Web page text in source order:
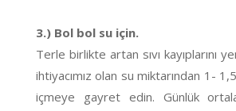
3.) Bol bol su için.
Terle birlikte artan sıvı kayıplarını
ihtiyacımız olan su miktarından 1-
içmeye gayret edin. Günlük